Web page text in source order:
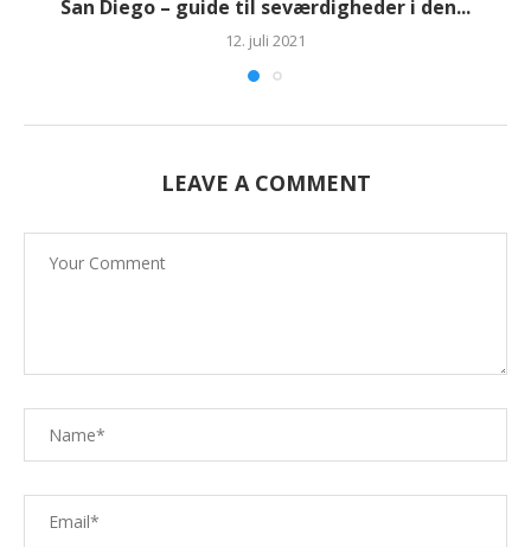
San Diego – guide til seværdigheder i den...
12. juli 2021
LEAVE A COMMENT